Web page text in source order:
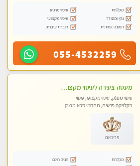
מקלחת
עיסוי מרגיע
נקי ומסודר
עיסוי מקצועי
תמונה אמיתית
דוברת עיברית
055-4532259
מעסה צעירה לעיסוי מקצועי בבת-ים ללא מין !!
עיסוי מפנק, עיסוי מקצועי, עיסוי
בקלניקה פרטית, מתחמי ספא מפנק,
טנטרה
פרימיום
מקלחת
חניה חינם